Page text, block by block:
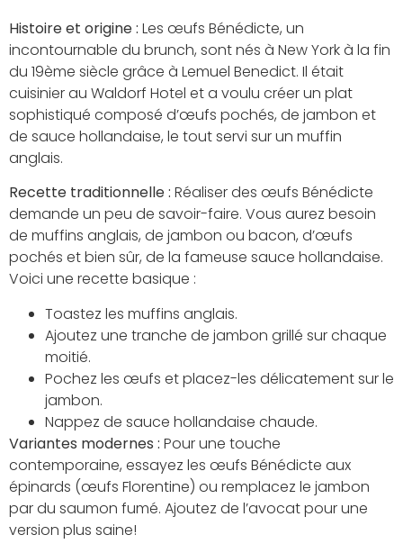
Histoire et origine : Les œufs Bénédicte, un
incontournable du brunch, sont nés à New York à la fin
du 19ème siècle grâce à Lemuel Benedict. Il était
cuisinier au Waldorf Hotel et a voulu créer un plat
sophistiqué composé d’œufs pochés, de jambon et
de sauce hollandaise, le tout servi sur un muffin
anglais.
Recette traditionnelle : Réaliser des œufs Bénédicte
demande un peu de savoir-faire. Vous aurez besoin
de muffins anglais, de jambon ou bacon, d’œufs
pochés et bien sûr, de la fameuse sauce hollandaise.
Voici une recette basique :
Toastez les muffins anglais.
Ajoutez une tranche de jambon grillé sur chaque
moitié.
Pochez les œufs et placez-les délicatement sur le
jambon.
Nappez de sauce hollandaise chaude.
Variantes modernes : Pour une touche
contemporaine, essayez les œufs Bénédicte aux
épinards (œufs Florentine) ou remplacez le jambon
par du saumon fumé. Ajoutez de l’avocat pour une
version plus saine!